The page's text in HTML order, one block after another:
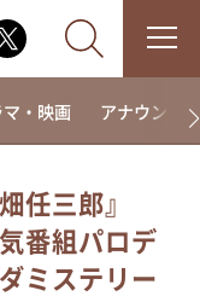
マ・映画 アナウンサー
任三郎』
番組パロデ
ミステリー